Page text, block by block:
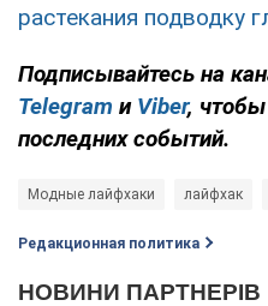
растекания подводку
Подписывайтесь на
Telegram и Viber,
последних событий.
Модные лайфхаки лайфхак
Редакционная политика